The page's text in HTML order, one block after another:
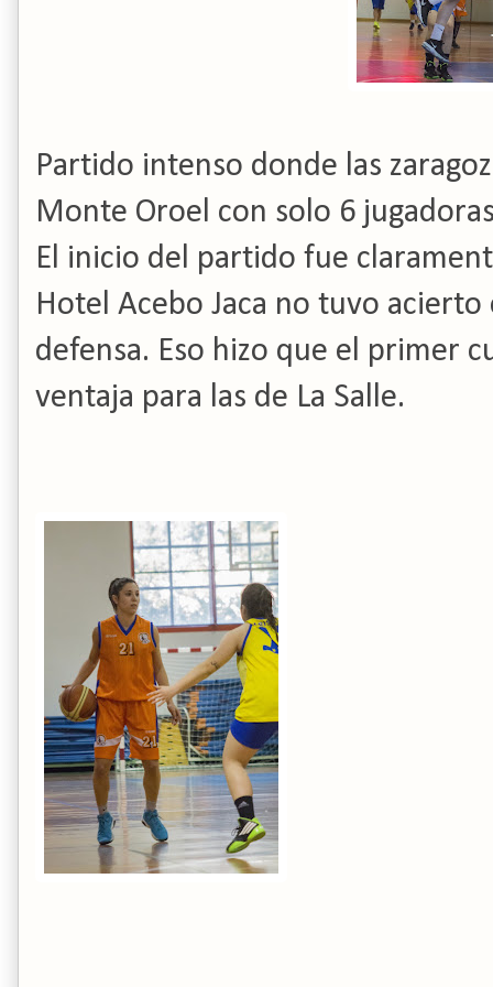
Partido intenso donde las
Monte Oroel con solo 6
El inicio del partido fue
Hotel Acebo Jaca no tuvo
defensa. Eso hizo que el primer
ventaja para las de La Salle.